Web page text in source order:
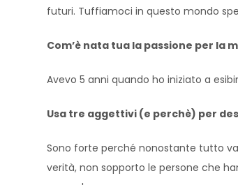
futuri. Tuffiamoci in questo mondo
Com’è nata tua la passione per la
Avevo 5 anni quando ho iniziato a
Usa tre aggettivi (e perchè) per
Sono forte perché nonostante tutto
verità, non sopporto le persone che